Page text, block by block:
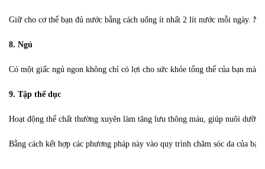
Giữ cho cơ thể bạn đủ nước bằng cách uống ít nhất 2 lít nước mỗi ngày.
8. Ngủ
Có một giấc ngủ ngon không chỉ có lợi cho sức khỏe tổng thể của bạn mà
9. Tập thể dục
Hoạt động thể chất thường xuyên làm tăng lưu thông máu, giúp nuôi
Bằng cách kết hợp các phương pháp này vào quy trình chăm sóc da của